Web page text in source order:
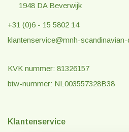
1948 DA Beverwijk
+31 (0)6 - 15 5802 14
klantenservice@mnh-
KVK nummer: 81326157
btw-nummer: NL003557328B38
Klantenservice